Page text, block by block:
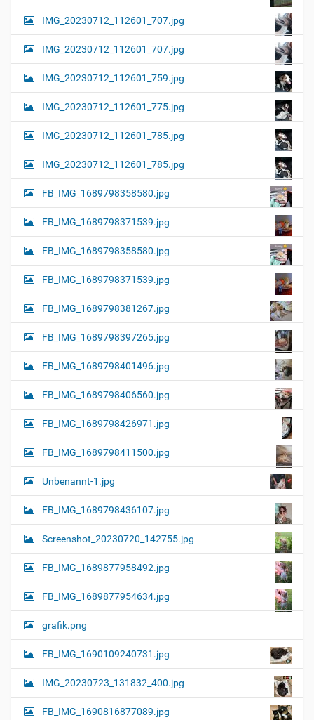
IMG_20230712_112601_707.jpg
IMG_20230712_112601_707.jpg
IMG_20230712_112601_759.jpg
IMG_20230712_112601_775.jpg
IMG_20230712_112601_785.jpg
IMG_20230712_112601_785.jpg
FB_IMG_1689798358580.jpg
FB_IMG_1689798371539.jpg
FB_IMG_1689798358580.jpg
FB_IMG_1689798371539.jpg
FB_IMG_1689798381267.jpg
FB_IMG_1689798397265.jpg
FB_IMG_1689798401496.jpg
FB_IMG_1689798406560.jpg
FB_IMG_1689798426971.jpg
FB_IMG_1689798411500.jpg
Unbenannt-1.jpg
FB_IMG_1689798436107.jpg
Screenshot_20230720_142755.jpg
FB_IMG_1689877958492.jpg
FB_IMG_1689877954634.jpg
grafik.png
FB_IMG_1690109240731.jpg
IMG_20230723_131832_400.jpg
FB_IMG_1690816877089.jpg